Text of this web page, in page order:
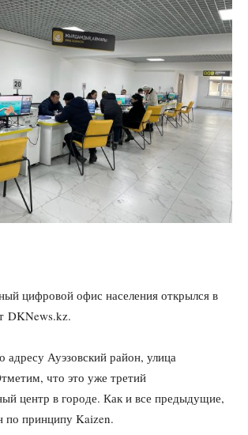
цифровой офис населения открылся в
DKNews.kz.
адресу Ауэзовский район, улица
что это уже третий
центр в городе. Как и все предыдущие,
по принципу Kaizen.